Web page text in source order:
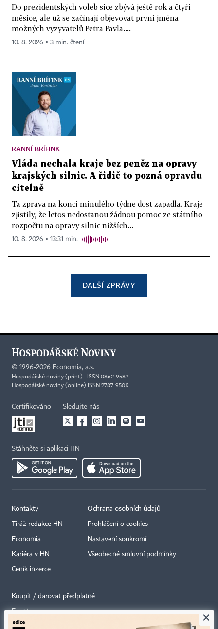
Do prezidentských voleb sice zbývá ještě rok a čtyři
měsíce, ale už se začínají objevovat první jména
možných vyzyvatelů Petra Pavla....
10. 8. 2026 ▪ 3 min. čtení
RANNÍ BRÍFINK
Vláda nechala kraje bez peněz na opravy
krajských silnic. A řidič to pozná opravdu
citelně
Ta zpráva na konci minulého týdne dost zapadla. Kraje
zjistily, že letos nedostanou žádnou pomoc ze státního
rozpočtu na opravy silnic nižších...
10. 8. 2026 ▪ 13:31 min.
DALŠÍ ZPRÁVY
© 1996-2026 Economia, a.s.
Hospodářské noviny (print) ISSN 0862-9587
Hospodářské noviny (online) ISSN 2787-950X
Certifikováno Sledujte nás
Stáhněte si aplikaci HN
Kontakty
Tiráž redakce HN
Economia
Kariéra v HN
Ceník inzerce
Ochrana osobních údajů
Prohlášení o cookies
Nastavení soukromí
Všeobecné smluvní podmínky
Koupit / darovat předplatné
Eventy
Newslettery
×